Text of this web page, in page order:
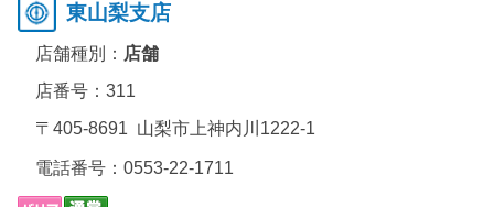
東山梨支店
店舗種別： 店舗
店番号：311
〒405-8691 山梨市上神内川1222-1
電話番号： 0553-22-1711